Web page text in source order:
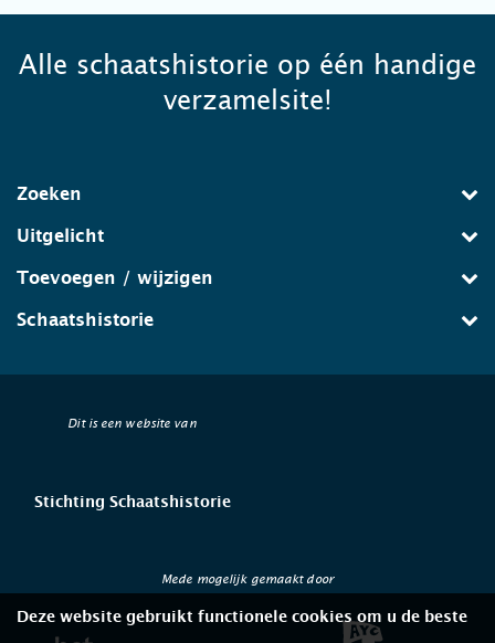
Alle schaatshistorie op één handige
verzamelsite!
Zoeken
Uitgelicht
Toevoegen / wijzigen
Schaatshistorie
Dit is een website van
Stichting Schaatshistorie
Mede mogelijk gemaakt door
Deze website gebruikt functionele cookies om u de beste